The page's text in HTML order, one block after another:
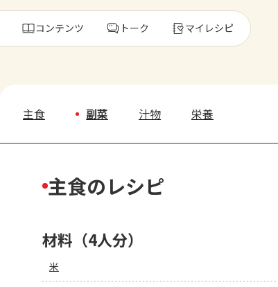
コンテンツ トーク マイレシピ
主食 副菜 汁物 栄養
主食のレシピ
材料（4人分）
米